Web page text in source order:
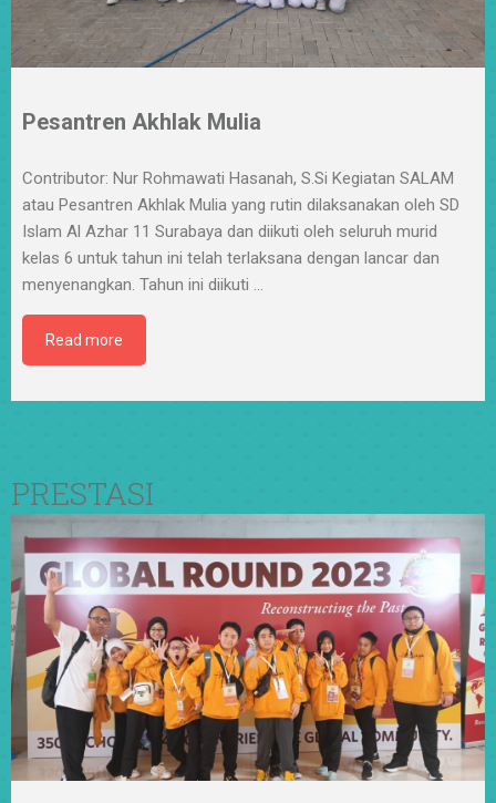
Pesantren Akhlak Mulia
Contributor: Nur Rohmawati Hasanah, S.Si Kegiatan SALAM
atau Pesantren Akhlak Mulia yang rutin dilaksanakan oleh SD
Islam Al Azhar 11 Surabaya dan diikuti oleh seluruh murid
kelas 6 untuk tahun ini telah terlaksana dengan lancar dan
menyenangkan. Tahun ini diikuti …
Read more
PRESTASI